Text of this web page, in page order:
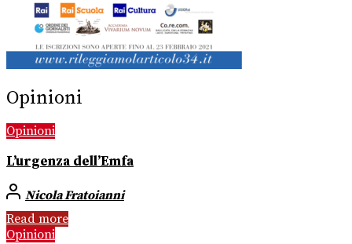
Opinioni
Opinioni
L’urgenza dell’Emfa
Nicola Fratoianni
Read more
Opinioni